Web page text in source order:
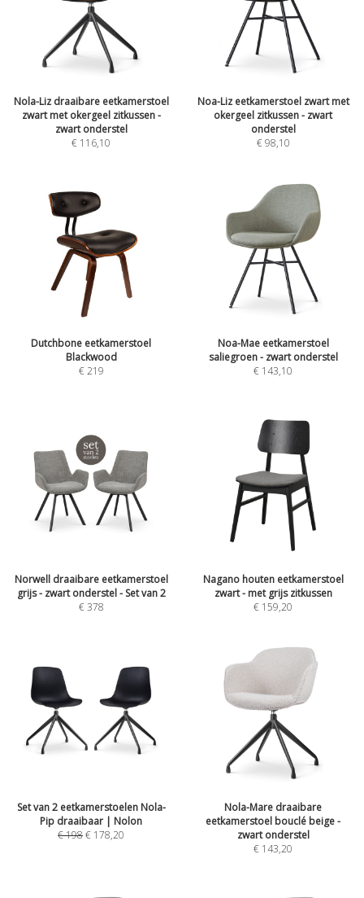
Nola-Liz draaibare eetkamerstoel
zwart met okergeel zitkussen -
zwart onderstel
€ 116,10
Noa-Liz eetkamerstoel zwart met
okergeel zitkussen - zwart
onderstel
€98,10
Dutchbone eetkamerstoel
Blackwood
€219
Noa-Mae eetkamerstoel
saliegroen - zwart onderstel
€ 143,10
Norwell draaibare eetkamerstoel
grijs - zwart onderstel - Set van 2
€378
Nagano houten eetkamerstoel
zwart - met grijs zitkussen
€ 159,20
Set van 2 eetkamerstoelen Nola-
Pip draaibaar | Nolon
€198€ 178,20
Nola-Mare draaibare
eetkamerstoel bouclé beige -
zwart onderstel
€ 143,20